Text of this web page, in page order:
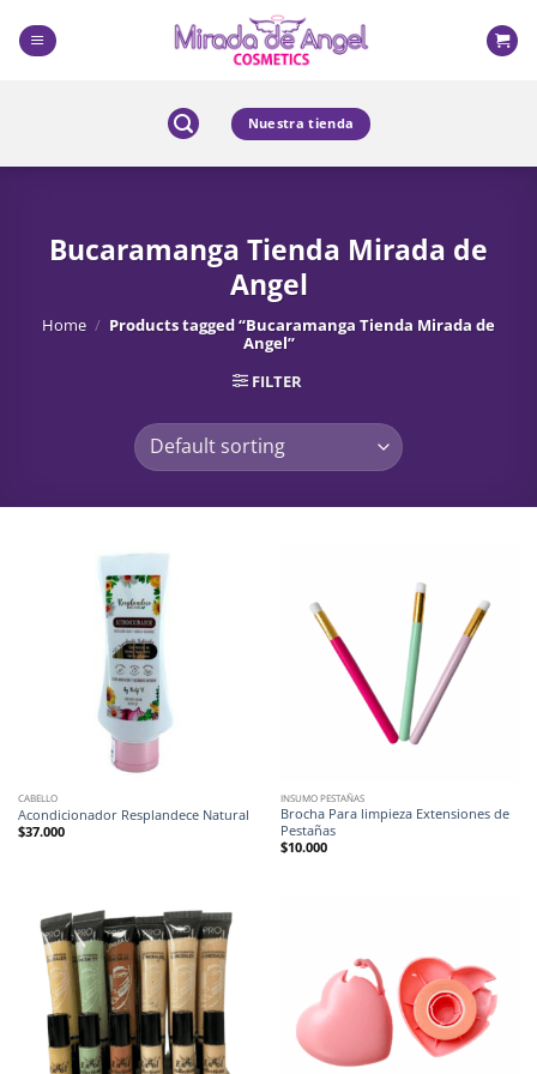
content
Nuestra tienda
Bucaramanga Tienda Mirada de
Angel
Home / Products tagged “Bucaramanga Tienda Mirada de
Angel”
FILTER
CABELLO
Acondicionador Resplandece Natural
$37.000
INSUMO PESTAÑAS
Brocha Para limpieza Extensiones de
Pestañas
$10.000